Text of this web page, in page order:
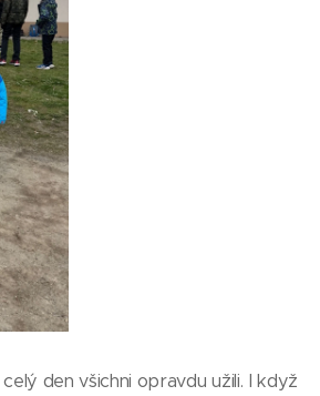
den všichni opravdu užili. I když